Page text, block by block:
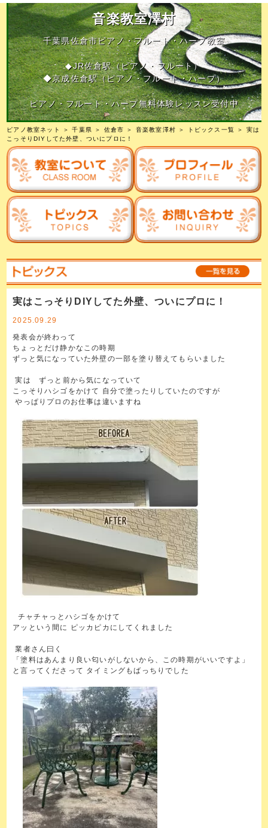
音楽教室澤村
千葉県佐倉市ピアノ・フルート・ハープ教室
◆JR佐倉駅（ピアノ・フルート）
◆京成佐倉駅（ピアノ・フルート・ハープ）
ピアノ・フルート・ハープ無料体験レッスン受付中
ピアノ教室ネット ＞千葉県 ＞ 佐倉市 ＞ 音楽教室澤村 ＞ トピックス一覧 ＞ 実は
こっそりDIYしてた外壁、ついにプロに！
実はこっそりDIYしてた外壁、ついにプロに！
2025.09.29
発表会が終わって
ちょっとだけ静かなこの時期
ずっと気になっていた外壁の一部を塗り替えてもらいました
実は ずっと前から気になっていて
こっそりハシゴをかけて 自分で塗ったりしていたのですが
やっぱりプロのお仕事は違いますね
チャチャっとハシゴをかけて
アッという間に ピッカピカにしてくれました
業者さん曰く
「塗料はあんまり良い匂いがしないから、この時期がいいですよ」
と言ってくださって タイミングもばっちりでした